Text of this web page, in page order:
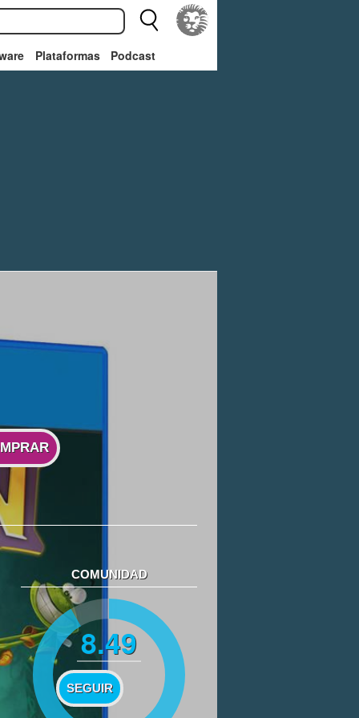
Plataformas Podcast
COMUNIDAD
8.49
SEGUIR